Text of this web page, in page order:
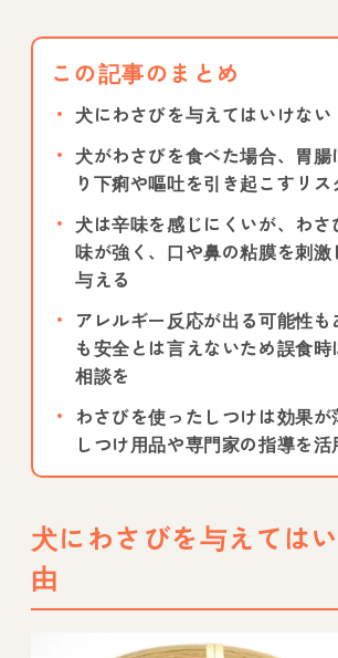
この記事のまとめ
犬にわさびを与えてはいけない
犬がわさびを食べた場合、胃
り下痢や嘔吐を引き起こすリス
犬は辛味を感じにくいが、わさ
味が強く、口や鼻の粘膜を刺激
与える
アレルギー反応が出る可能性も
も安全とは言えないため誤食時
相談を
わさびを使ったしつけは効果が
しつけ用品や専門家の指導を活
犬にわさびを与えては
由